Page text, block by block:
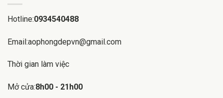
Hotline:0934540488
Email:aophongdepvn@gmail.com
Thời gian làm việc
Mở cửa:8h00 - 21h00